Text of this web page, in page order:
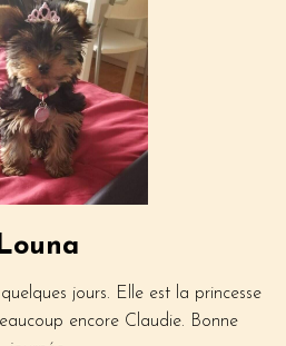
jours. Elle est la princesse
encore Claudie. Bonne